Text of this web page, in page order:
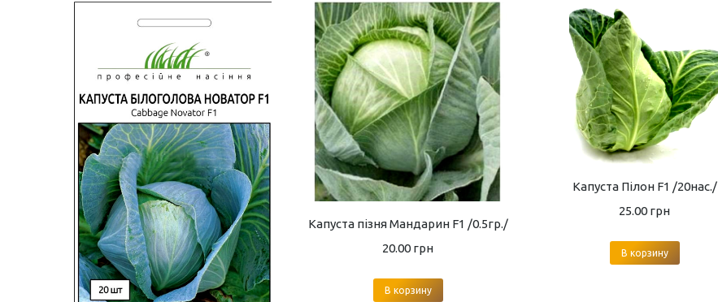
Капуста пізня Мандарин F1 /0.5гр./
20.00 грн
В корзину
Капуста Пілон F1 /20нас./
25.00 грн
В корзину